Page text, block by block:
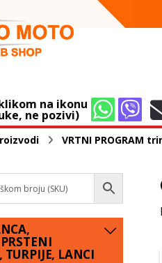
na ikonu
ne pozivi)
VRTNI PROGRAM
LANCI